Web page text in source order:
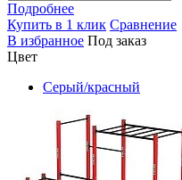
Подробнее
Купить в 1 клик Сравнение
В избранное Под заказ
Цвет
Серый/красный